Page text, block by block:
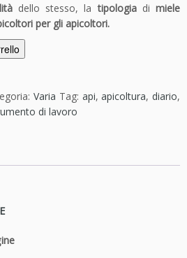
dello stesso, latipologiadimiele
per gli apicoltori.
Varia Tag: api,apicoltura,diario,
di lavoro